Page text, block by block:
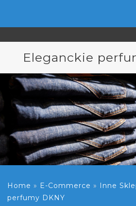
Eleganckie
Home » E-Commerce » Inne
perfumy DKNY